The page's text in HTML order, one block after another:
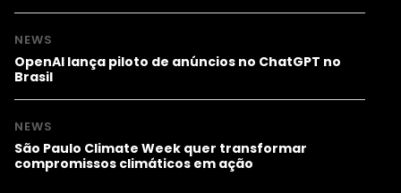
NEWS
OpenAI lança piloto de anúncios no ChatGPT no
Brasil
NEWS
São Paulo Climate Week quer transformar
compromissos climáticos em ação